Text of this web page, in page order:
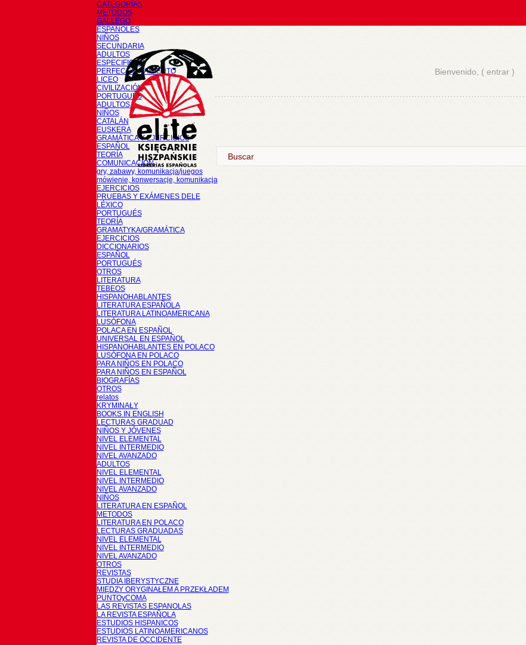
CATEGORÍAS
METODOS
GALLEGO
ESPAÑOLES
NIÑOS
SECUNDARIA
ADULTOS
ESPECIFICOS
PERFECCIONAMIENTO
LICEO
CIVILIZACIÓN
PORTUGUÉS
ADULTOS
NIÑOS
CATALÁN
EUSKERA
GRAMÁTICA Y EJERCICIOS
ESPAÑOL
TEORÍA
COMUNICACIÓN
gry, zabawy, komunikacja/juegos
mówienie, konwersacje, komunikacja
EJERCICIOS
PRUEBAS Y EXÁMENES DELE
LÉXICO
PORTUGUÉS
TEORÍA
GRAMATYKA/GRAMÁTICA
EJERCICIOS
DICCIONARIOS
ESPAÑOL
PORTUGUÉS
OTROS
LITERATURA
TEBEOS
HISPANOHABLANTES
LITERATURA ESPAÑOLA
LITERATURA LATINOAMERICANA
LUSÓFONA
POLACA EN ESPAÑOL
UNIVERSAL EN ESPAÑOL
HISPANOHABLANTES EN POLACO
LUSÓFONA EN POLACO
PARA NIÑOS EN POLACO
PARA NIÑOS EN ESPAÑOL
BIOGRAFÍAS
OTROS
relatos
KRYMINAŁY
BOOKS IN ENGLISH
LECTURAS GRADUAD
NIÑOS Y JÓVENES
NIVEL ELEMENTAL
NIVEL INTERMEDIO
NIVEL AVANZADO
ADULTOS
NIVEL ELEMENTAL
NIVEL INTERMEDIO
NIVEL AVANZADO
NIÑOS
LITERATURA EN ESPAÑOL
METODOS
LITERATURA EN POLACO
LECTURAS GRADUADAS
NIVEL ELEMENTAL
NIVEL INTERMEDIO
NIVEL AVANZADO
OTROS
REVISTAS
STUDIA IBERYSTYCZNE
MIĘDZY ORYGINAŁEM A PRZEKŁADEM
PUNTOyCOMA
LAS REVISTAS ESPANOLAS
LA REVISTA ESPAÑOLA
ESTUDIOS HISPANICOS
ESTUDIOS LATINOAMERICANOS
REVISTA DE OCCIDENTE
Bienvenido, ( entrar)